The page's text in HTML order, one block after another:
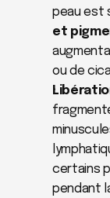
peau est
et
ou de
certains
pendant